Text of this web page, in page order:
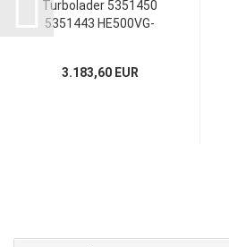
Turbolader 5351450
5351443 HE500VG-
3.183,60 EUR